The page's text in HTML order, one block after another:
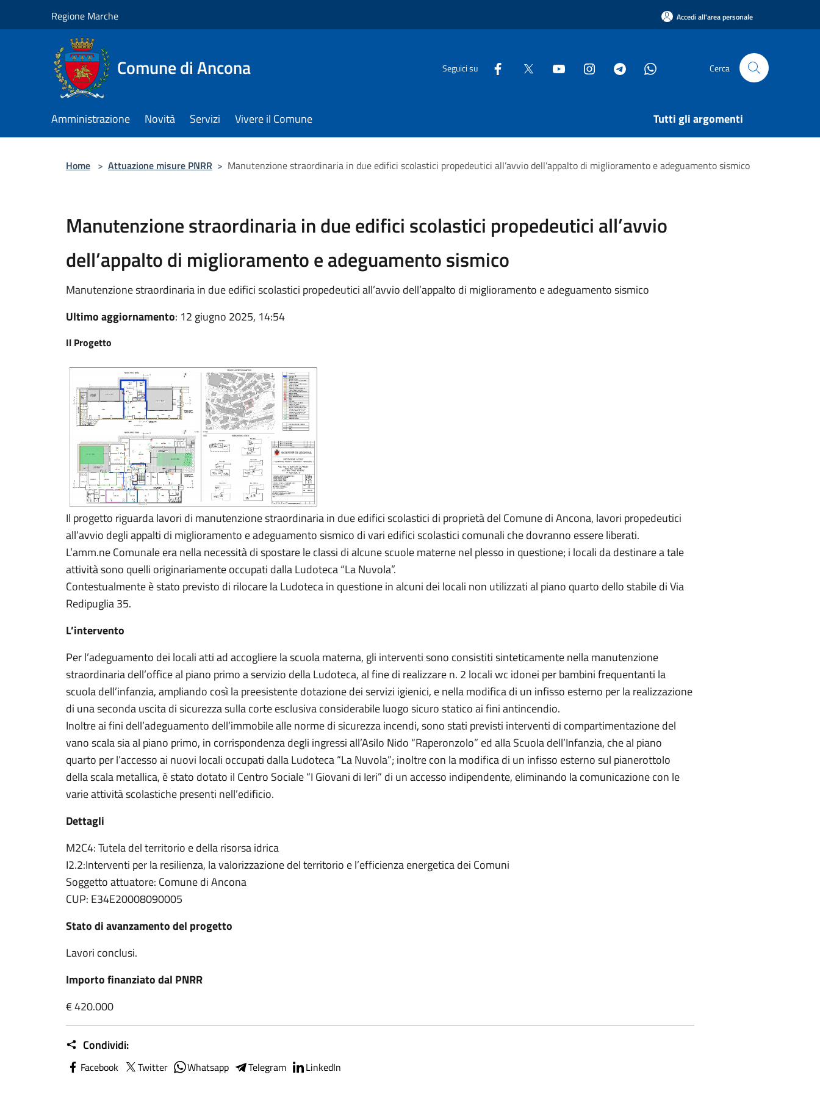
Regione Marche Accedi all'area personale
Comune di Ancona Seguici su Cerca
Amministrazione Novità Servizi Vivere il Comune Tutti gli argomenti
Home > Attuazione misure PNRR > Manutenzione straordinaria in due edifici scolastici propedeutici all’avvio dell’appalto di miglioramento e adeguamento sismico
Manutenzione straordinaria in due edifici scolastici propedeutici all’avvio
dell’appalto di miglioramento e adeguamento sismico
Manutenzione straordinaria in due edifici scolastici propedeutici all’avvio dell’appalto di miglioramento e adeguamento sismico
Ultimo aggiornamento: 12 giugno 2025, 14:54
Il Progetto
Il progetto riguarda lavori di manutenzione straordinaria in due edifici scolastici di proprietà del Comune di Ancona, lavori propedeutici
all’avvio degli appalti di miglioramento e adeguamento sismico di vari edifici scolastici comunali che dovranno essere liberati.
L’amm.ne Comunale era nella necessità di spostare le classi di alcune scuole materne nel plesso in questione; i locali da destinare a tale
attività sono quelli originariamente occupati dalla Ludoteca “La Nuvola”.
Contestualmente è stato previsto di rilocare la Ludoteca in questione in alcuni dei locali non utilizzati al piano quarto dello stabile di Via
Redipuglia 35.
L’intervento
Per l’adeguamento dei locali atti ad accogliere la scuola materna, gli interventi sono consistiti sinteticamente nella manutenzione
straordinaria dell’office al piano primo a servizio della Ludoteca, al fine di realizzare n. 2 locali wc idonei per bambini frequentanti la
scuola dell’infanzia, ampliando così la preesistente dotazione dei servizi igienici, e nella modifica di un infisso esterno per la realizzazione
di una seconda uscita di sicurezza sulla corte esclusiva considerabile luogo sicuro statico ai fini antincendio.
Inoltre ai fini dell’adeguamento dell’immobile alle norme di sicurezza incendi, sono stati previsti interventi di compartimentazione del
vano scala sia al piano primo, in corrispondenza degli ingressi all’Asilo Nido “Raperonzolo” ed alla Scuola dell’Infanzia, che al piano
quarto per l’accesso ai nuovi locali occupati dalla Ludoteca “La Nuvola”; inoltre con la modifica di un infisso esterno sul pianerottolo
della scala metallica, è stato dotato il Centro Sociale “I Giovani di Ieri” di un accesso indipendente, eliminando la comunicazione con le
varie attività scolastiche presenti nell’edificio.
Dettagli
M2C4: Tutela del territorio e della risorsa idrica
I2.2:Interventi per la resilienza, la valorizzazione del territorio e l’efficienza energetica dei Comuni
Soggetto attuatore: Comune di Ancona
CUP: E34E20008090005
Stato di avanzamento del progetto
Lavori conclusi.
Importo finanziato dal PNRR
€ 420.000
Condividi:
Facebook Twitter Whatsapp Telegram LinkedIn